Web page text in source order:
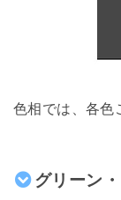
色相では、各色
グリーン